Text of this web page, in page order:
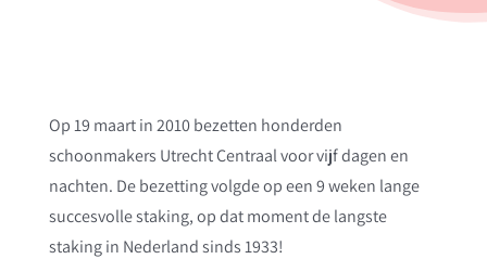
Op 19 maart in 2010 bezetten honderden
schoonmakers Utrecht Centraal voor vijf dagen en
nachten. De bezetting volgde op een 9 weken lange
succesvolle staking, op dat moment de langste
staking in Nederland sinds 1933!